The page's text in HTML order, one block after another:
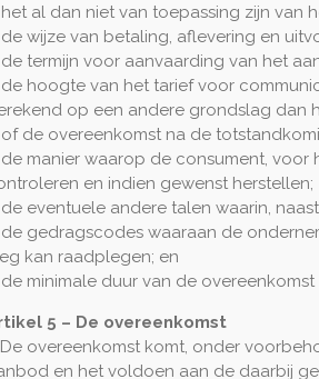
al dan niet van toepassing zijn van
wijze van betaling, aflevering en
termijn voor aanvaarding van het
hoogte van het tarief voor
op een andere grondslag dan
de overeenkomst na de
manier waarop de consument, voor
en indien gewenst herstellen;
eventuele andere talen waarin,
gedragscodes waaraan de
kan raadplegen; en
minimale duur van de
5 – De overeenkomst
De overeenkomst komt, onder
en het voldoen aan de daarbij